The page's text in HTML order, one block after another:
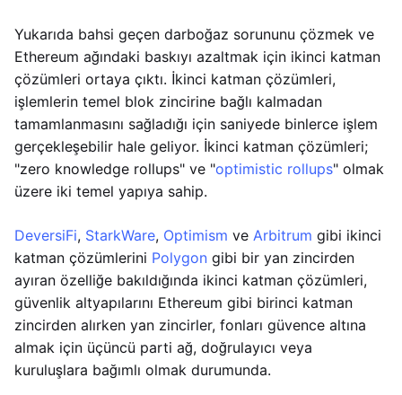
Yukarıda bahsi geçen darboğaz sorununu çözmek ve
Ethereum ağındaki baskıyı azaltmak için ikinci katman
çözümleri ortaya çıktı. İkinci katman çözümleri,
işlemlerin temel blok zincirine bağlı kalmadan
tamamlanmasını sağladığı için saniyede binlerce işlem
gerçekleşebilir hale geliyor. İkinci katman çözümleri;
"zero knowledge rollups" ve "optimistic rollups" olmak
üzere iki temel yapıya sahip.
DeversiFi, StarkWare, Optimism ve Arbitrum gibi ikinci
katman çözümlerini Polygon gibi bir yan zincirden
ayıran özelliğe bakıldığında ikinci katman çözümleri,
güvenlik altyapılarını Ethereum gibi birinci katman
zincirden alırken yan zincirler, fonları güvence altına
almak için üçüncü parti ağ, doğrulayıcı veya
kuruluşlara bağımlı olmak durumunda.